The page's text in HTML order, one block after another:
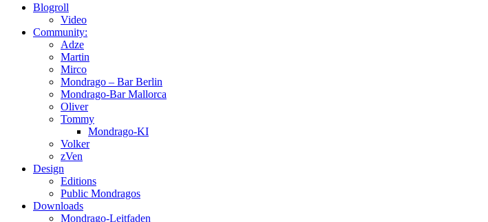
Blogroll
Video
Community:
Adze
Martin
Mirco
Mondrago – Bar Berlin
Mondrago-Bar Mallorca
Oliver
Tommy
Mondrago-KI
Volker
zVen
Design
Editions
Public Mondragos
Downloads
Mondrago-Leitfaden